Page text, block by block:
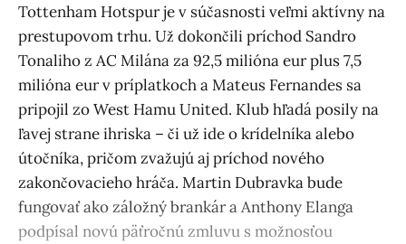
Tottenham Hotspur je v súčasnosti veľmi aktívny na
prestupovom trhu. Už dokončili príchod Sandro
Tonaliho z AC Milána za 92,5 milióna eur plus 7,5
milióna eur v príplatkoch a Mateus Fernandes sa
pripojil zo West Hamu United. Klub hľadá posily na
ľavej strane ihriska – či už ide o krídelníka alebo
útočníka, pričom zvažujú aj príchod nového
zakončovacieho hráča. Martin Dubravka bude
fungovať ako záložný brankár a Anthony Elanga
podpísal novú päťročnú zmluvu s možnosťou